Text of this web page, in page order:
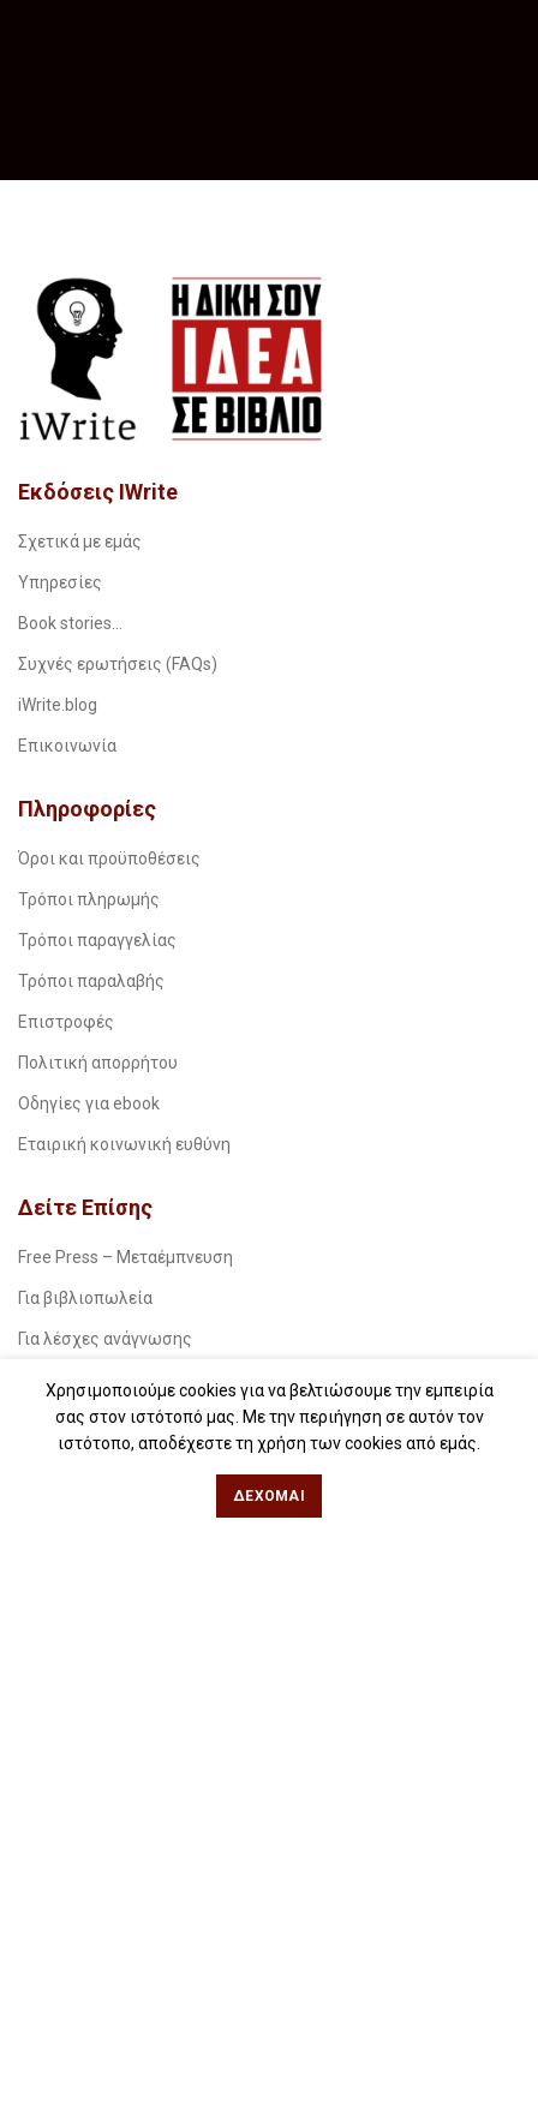
Εκδόσεις IWrite
Σχετικά με εμάς
Υπηρεσίες
Book stories…
Συχνές ερωτήσεις (FAQs)
iWrite.blog
Επικοινωνία
Πληροφορίες
Όροι και προϋποθέσεις
Τρόποι πληρωμής
Τρόποι παραγγελίας
Τρόποι παραλαβής
Επιστροφές
Πολιτική απορρήτου
Οδηγίες για ebook
Εταιρική κοινωνική ευθύνη
Δείτε Επίσης
Free Press – Μεταέμπνευση
Για βιβλιοπωλεία
Για λέσχες ανάγνωσης
Για δημοσιογράφους
Για σχολεία
Χρησιμοποιούμε cookies για να βελτιώσουμε την εμπειρία
σας στον ιστότοπό μας. Με την περιήγηση σε αυτόν τον
ιστότοπο, αποδέχεστε τη χρήση των cookies από εμάς.
ΔΈΧΟΜΑΙ